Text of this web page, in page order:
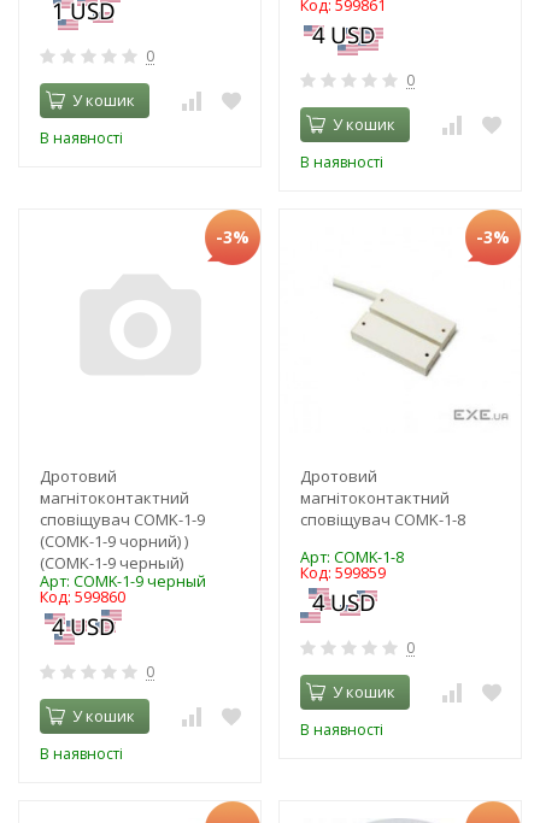
0
У кошик
В наявності
Код: 599861
0
У кошик
В наявності
-3%
Дротовий
магнітоконтактний
сповіщувач COMK-1-9
(COMK-1-9 чорний) )
(COMK-1-9 черный)
Арт: COMK-1-9 черный
Код: 599860
0
У кошик
В наявності
-3%
Дротовий
магнітоконтактний
сповіщувач COMK-1-8
Арт: COMK-1-8
Код: 599859
0
У кошик
В наявності